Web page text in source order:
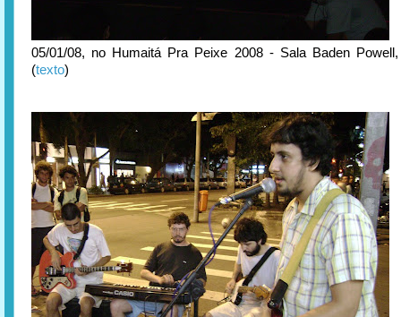
05/01/08, no Humaitá Pra Peixe 2008 - Sala Baden Powell,
(texto)